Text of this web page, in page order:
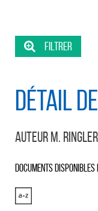
Détail
Auteur M. Ringler
Documents